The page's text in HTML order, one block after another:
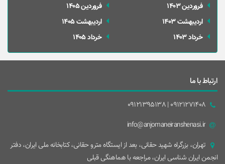
فروردین 1403
ارديبهشت 1403
خرداد 1403
فروردین 1405
ارديبهشت 1405
خرداد 1405
ارتباط با ما
09121271408 | 09121395138
info@anjomaneiranshenasi.ir
تهران، بزرگراه شهيد حقانی، بعد از ايستگاه مترو حقانی، کتابخانه ملی ایران، دفتر
انجمن ایران شناسی ایران، مراجعه با هماهنگی قبلی